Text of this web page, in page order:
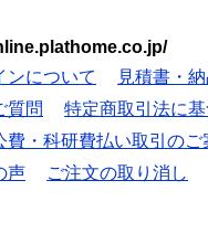
ンについて
見積書・
質問
特定商取引法に
費・科研費払い取引のご
声 ご注文の取り消し